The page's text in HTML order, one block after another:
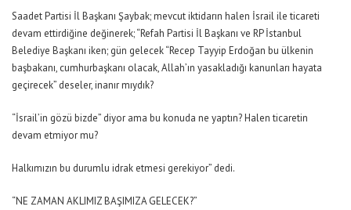
Saadet Partisi İl Başkanı Şaybak; mevcut iktidarın halen İsrail ile ticareti
devam ettirdiğine değinerek; “Refah Partisi İl Başkanı ve RP İstanbul
Belediye Başkanı iken; gün gelecek “Recep Tayyip Erdoğan bu ülkenin
başbakanı, cumhurbaşkanı olacak, Allah’ın yasakladığı kanunları hayata
geçirecek” deseler, inanır mıydık?
“İsrail’in gözü bizde” diyor ama bu konuda ne yaptın? Halen ticaretin
devam etmiyor mu?
Halkımızın bu durumlu idrak etmesi gerekiyor” dedi.
“NE ZAMAN AKLIMIZ BAŞIMIZA GELECEK?”